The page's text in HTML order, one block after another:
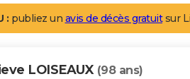
: publiez un avis de décès gratuitsur
LOISEAUX (98 ans)